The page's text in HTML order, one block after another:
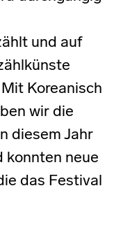
und auf
Koreanisch
wir die
diesem Jahr
konnten neue
das Festival